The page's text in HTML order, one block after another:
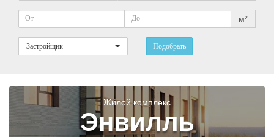
м²
Застройщик Подобрать
Жилой комплекс
Энвилль